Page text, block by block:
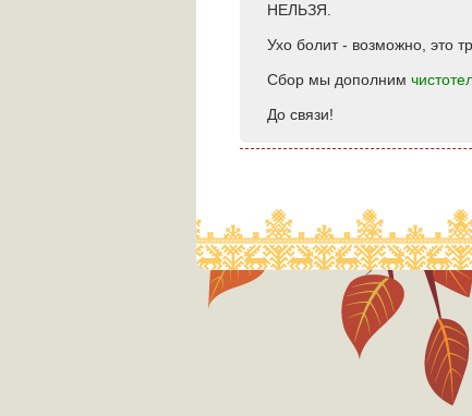
НЕЛЬЗЯ.
Ухо болит - возможно, это
Сбор мы дополним
До связи!